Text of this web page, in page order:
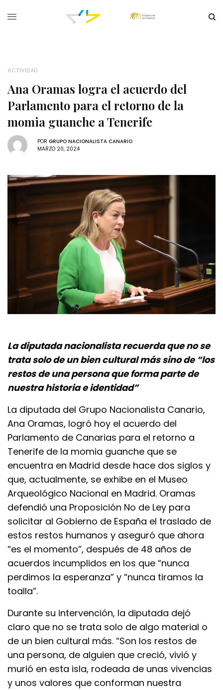
ACTIVIDAD
Ana Oramas logra el acuerdo del
Parlamento para el retorno de la
momia guanche a Tenerife
POR GRUPO NACIONALISTA CANARIO
MARZO 20, 2024
La diputada nacionalista recuerda que no se
trata solo de un bien cultural más sino de “los
restos de una persona que forma parte de
nuestra historia e identidad”
La diputada del Grupo Nacionalista Canario,
Ana Oramas, logró hoy el acuerdo del
Parlamento de Canarias para el retorno a
Tenerife de la momia guanche que se
encuentra en Madrid desde hace dos siglos y
que, actualmente, se exhibe en el Museo
Arqueológico Nacional en Madrid. Oramas
defendió una Proposición No de Ley para
solicitar al Gobierno de España el traslado de
estos restos humanos y aseguró que ahora
“es el momento”, después de 48 años de
acuerdos incumplidos en los que “nunca
perdimos la esperanza” y “nunca tiramos la
toalla”.
Durante su intervención, la diputada dejó
claro que no se trata solo de algo material o
de un bien cultural más. “Son los restos de
una persona, de alguien que creció, vivió y
murió en esta isla, rodeada de unas vivencias
y unos valores que conforman nuestra